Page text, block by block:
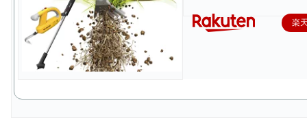
楽